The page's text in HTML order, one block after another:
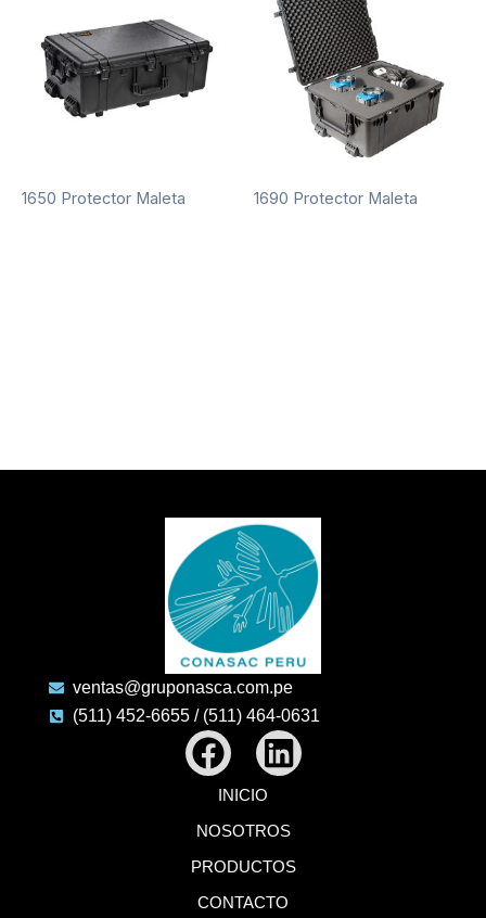
1650 Protector Maleta 1690 Protector Maleta
ventas@gruponasca.com.pe
(511) 452-6655 / (511) 464-0631
Facebook
Linkedin
INICIO
NOSOTROS
PRODUCTOS
CONTACTO